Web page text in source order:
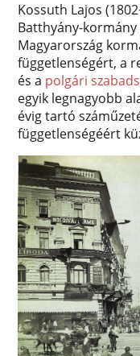
Kossuth Lajos
Batthyány-
Magyarország
függetlenségért, a
és a polgári
egyik legnagyobb
évig tartó
függetlenségéért